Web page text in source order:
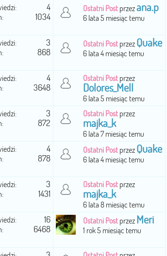
4
1034
Ostatni Post przezana.p
6 lata 5 miesiąc temu
3
868
Ostatni Post przez Quake
6 lata 4 miesiąc temu
4
3648
Ostatni Post przez
Dolores_Mell
6 lata 5 miesiąc temu
3
872
Ostatni Post przez
majka_k
6 lata 7 miesiąc temu
4
878
Ostatni Post przez Quake
6 lata 4 miesiąc temu
3
1431
Ostatni Post przez
majka_k
6 lata 8 miesiąc temu
16
6468
Ostatni Post przez Meri
1 rok 5 miesiąc temu